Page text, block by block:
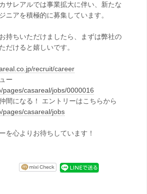
サレアルでは事業拡大に伴い、新たな
ニアを積極的に募集しています。
持ちいただけましたら、まずは弊社の
だけると嬉しいです。
recruit/career
ー
pages/casareal/jobs/0000016
間になる！ エントリーはこちらから
pages/casareal/jobs
を心よりお待ちしています！